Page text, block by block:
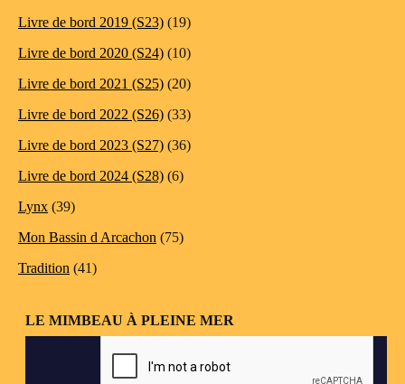
Livre de bord 2019 (S23) (19)
Livre de bord 2020 (S24) (10)
Livre de bord 2021 (S25) (20)
Livre de bord 2022 (S26) (33)
Livre de bord 2023 (S27) (36)
Livre de bord 2024 (S28) (6)
Lynx (39)
Mon Bassin d Arcachon (75)
Tradition (41)
LE MIMBEAU À PLEINE MER